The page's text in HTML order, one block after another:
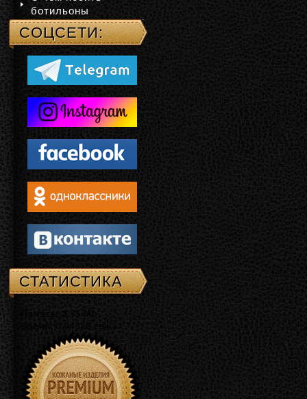
ботильоны
СОЦСЕТИ:
СТАТИСТИКА
Память: 3.75 Mb
Время: 0.04319 сек.